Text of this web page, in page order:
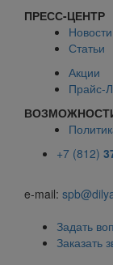
ПРЕСС-ЦЕНТР
Новости
Статьи
Акции
Прайс-
+7 (812)
e-mail:
Задать
Заказать